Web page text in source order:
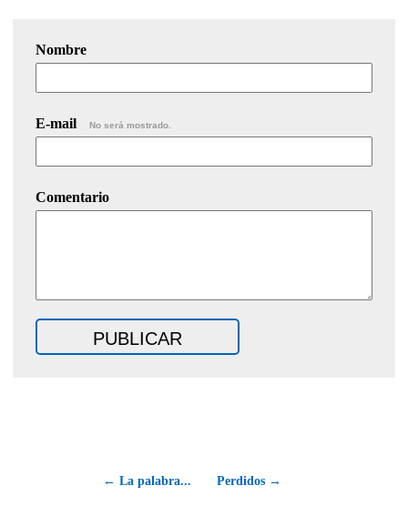
Nombre
E-mail No será mostrado.
Comentario
← La palabra... Perdidos →